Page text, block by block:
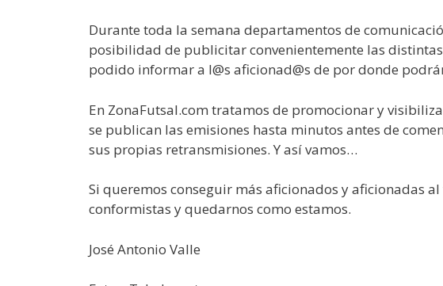
Durante toda la semana departamentos de
posibilidad de publicitar convenientemente las
podido informar a l@s aficionad@s de por donde
En ZonaFutsal.com tratamos de promocionar y
se publican las emisiones hasta minutos antes de
sus propias retransmisiones. Y así vamos…
Si queremos conseguir más aficionados y aficionadas
conformistas y quedarnos como estamos.
José Antonio Valle